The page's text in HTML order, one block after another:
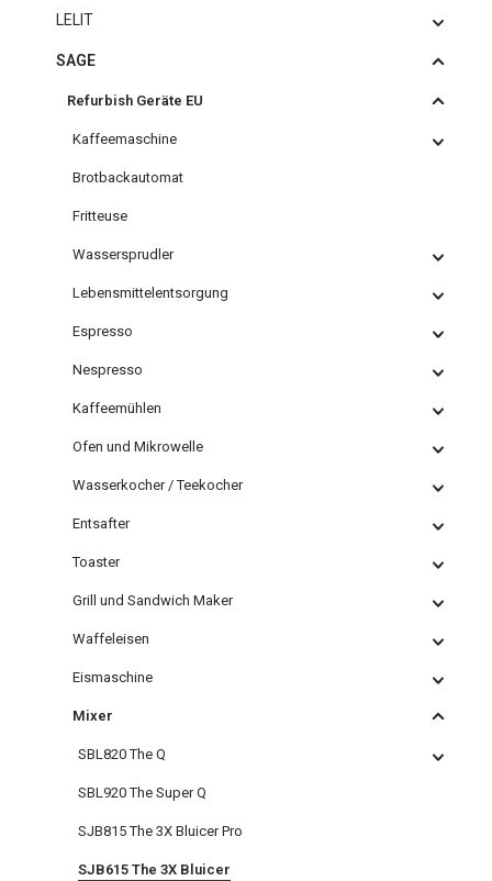
LELIT
SAGE
Refurbish Geräte EU
Kaffeemaschine
Brotbackautomat
Fritteuse
Wassersprudler
Lebensmittelentsorgung
Espresso
Nespresso
Kaffeemühlen
Ofen und Mikrowelle
Wasserkocher / Teekocher
Entsafter
Toaster
Grill und Sandwich Maker
Waffeleisen
Eismaschine
Mixer
SBL820 The Q
SBL920 The Super Q
SJB815 The 3X Bluicer Pro
SJB615 The 3X Bluicer